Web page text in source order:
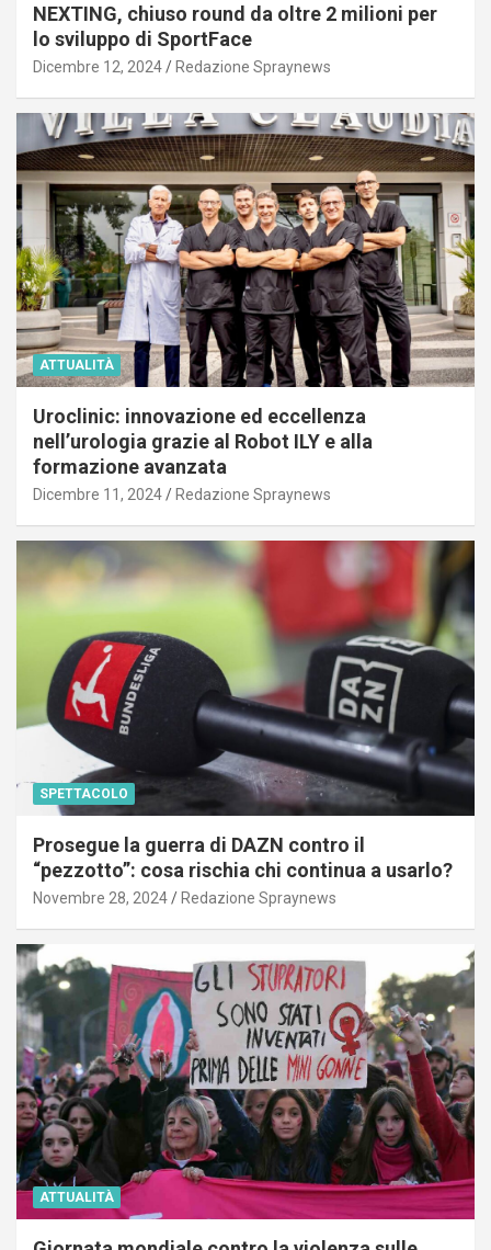
NEXTING, chiuso round da oltre 2 milioni per
lo sviluppo di SportFace
Dicembre 12, 2024 Redazione Spraynews
ATTUALITÀ
Uroclinic: innovazione ed eccellenza
nell’urologia grazie al Robot ILY e alla
formazione avanzata
Dicembre 11, 2024 Redazione Spraynews
SPETTACOLO
Prosegue la guerra di DAZN contro il
“pezzotto”: cosa rischia chi continua a usarlo?
Novembre 28, 2024 Redazione Spraynews
ATTUALITÀ